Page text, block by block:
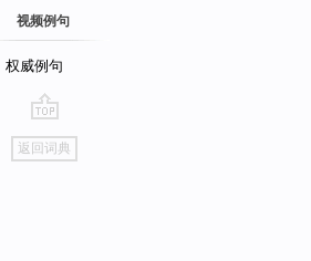
视频例句
权威例句
go
top
返回词典